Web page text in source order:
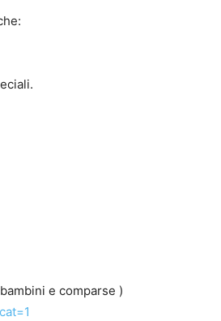
e comparse )